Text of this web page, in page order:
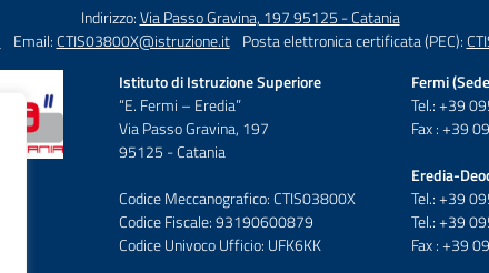
Indirizzo:Via Passo Gravina, 197 95125 - Catania
Email:CTIS03800X@istruzione.it Posta elettronica certificata (PEC):
Istituto di Istruzione Superiore
“E. Fermi – Eredia”
Via Passo Gravina, 197
95125 - Catania
Codice Meccanografico: CTIS03800X
Codice Fiscale: 93190600879
Codice Univoco Ufficio: UFK6KK
Fermi
Tel.: +39
Fax : +39
Eredia-
Tel.: +39
Tel.: +39
Fax : +39